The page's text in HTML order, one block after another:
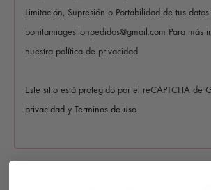
Limitación, Supresión o Portabilidad de tus datos
bonitamiagestionpedidos@gmail.com Para más
nuestra política de privacidad.
Este sitio está protegido por el reCAPTCHA de
privacidad y Terminos de uso.